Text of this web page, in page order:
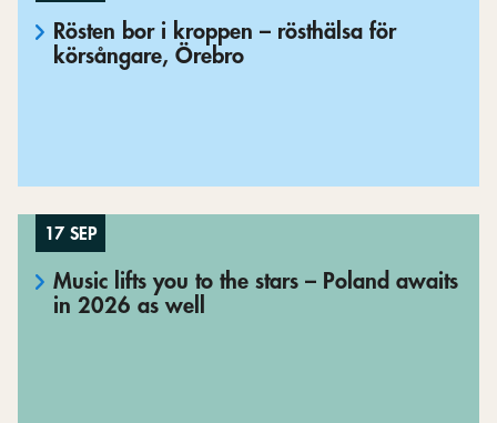
Rösten bor i kroppen – rösthälsa för
körsångare, Örebro
17 SEP
Music lifts you to the stars – Poland awaits
in 2026 as well